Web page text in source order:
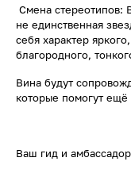
Смена стереотипов:
не единственная
себя характер
благородного,
Вина будут
которые помогут ещё
Ваш гид и